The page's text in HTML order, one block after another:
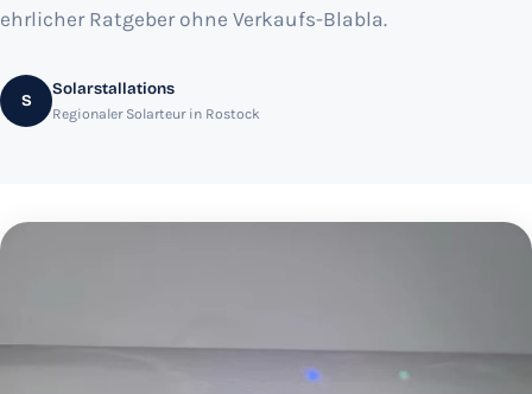
ehrlicher Ratgeber ohne Verkaufs-Blabla.
S
Solarstallations
Regionaler Solarteur in Rostock